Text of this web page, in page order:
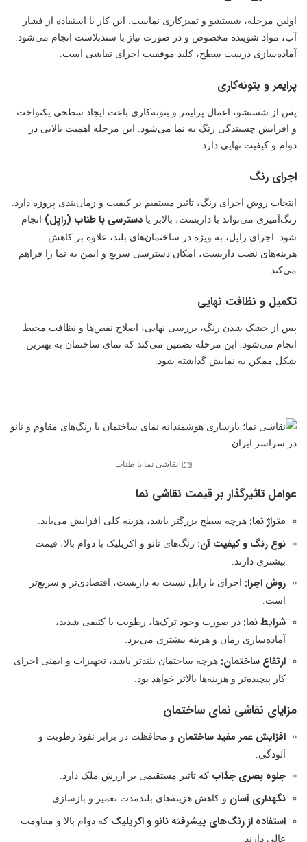
اولین مرحله، شستشو و تمیزکاری نماست. این کار با استفاده از فشار
آب، مواد شوینده مخصوص و در صورت نیاز با سندبلاست انجام می‌شود.
آماده‌سازی درست سطح، کلید موفقیت اجرای نقاشی است.
پرایمر و بتونه‌کاری
پس از شستشو، اعمال پرایمر و بتونه‌کاری باعث ایجاد سطحی یکنواخت
و افزایش چسبندگی رنگ به نما می‌شود. این مرحله اهمیت بالایی در
دوام و کیفیت نهایی دارد.
اجرای رنگ
انتخاب روش اجرای رنگ، تاثیر مستقیم بر کیفیت و زمان‌بندی پروژه دارد.
رنگ‌آمیزی می‌تواند با داربست، بالابر یا دسترسی با طناب (راپل) انجام
شود. اجرای راپل، به ویژه در ساختمان‌های بلند، علاوه بر کاهش
هزینه‌های نصب داربست، امکان دسترسی سریع و ایمن به نما را فراهم
می‌کند.
تکمیل و نظافت نهایی
پس از خشک شدن رنگ، بررسی نهایی، اصلاح نقص‌ها و نظافت محیط
انجام می‌شود. این مرحله تضمین می‌کند که نمای ساختمان به بهترین
شکل ممکن به نمایش گذاشته شود.
نقاشی نما با طناب
عوامل تاثیرگذار بر قیمت نقاشی نما
متراژ نما: هرچه سطح بزرگتر باشد، هزینه کلی افزایش می‌یابد.
نوع رنگ و کیفیت آن: رنگ‌های نانو و اکریلیک با دوام بالا، قیمت
بیشتری دارند.
روش اجرا: اجرای با راپل نسبت به داربست، اقتصادی‌تر و سریع‌تر
است.
شرایط نما: در صورت وجود ترک‌ها، رطوبت یا کثیفی شدید،
آماده‌سازی زمان و هزینه بیشتری می‌برد.
ارتفاع ساختمان: هرچه ساختمان بلندتر باشد، تجهیزات و ایمنی اجرای
کار پیچیده‌تر و هزینه‌ها بالاتر خواهد بود.
مزایای نقاشی نمای ساختمان
افزایش عمر مفید ساختمان و محافظت در برابر نفوذ رطوبت و
آلودگی.
جلوه بصری جذاب که تاثیر مستقیمی بر ارزش ملک دارد.
نگهداری آسان و کاهش هزینه‌های بلندمدت تعمیر و بازسازی.
استفاده از رنگ‌های پیشرفته نانو و اکریلیک که دوام بالا و مقاومت
عالی دارند.